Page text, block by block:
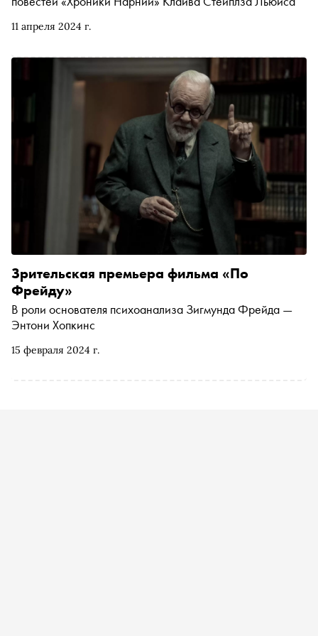
11 апреля 2024 г.
15 февраля 2024 г.
Зрительская премьера фильма «По
Фрейду»
В роли основателя психоанализа Зигмунда Фрейда —
Энтони Хопкинс